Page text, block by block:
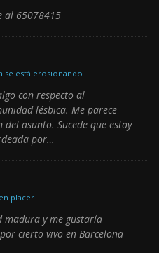
al 65078415
se está erosionando
con respecto al
lésbica. Me parece
asunto. Sucede que estoy
por…
placer
madura y me gustaría
cierto vivo en Barcelona